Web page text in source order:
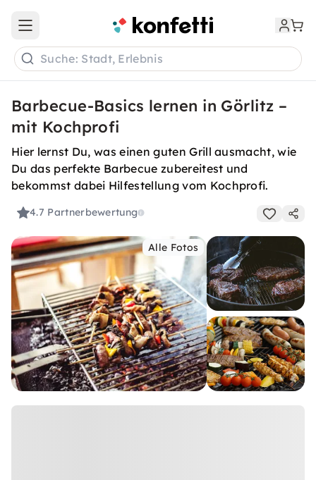
Open main menu
Suche: Stadt, Erlebnis
Barbecue-Basics lernen in Görlitz –
mit Kochprofi
Hier lernst Du, was einen guten Grill ausmacht, wie
Du das perfekte Barbecue zubereitest und
bekommst dabei Hilfestellung vom Kochprofi.
4.7 Partnerbewertung
Alle Fotos